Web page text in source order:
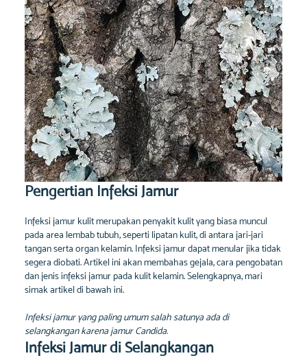
Pengertian Infeksi Jamur
Infeksi jamur kulit merupakan penyakit kulit yang biasa muncul
pada area lembab tubuh, seperti lipatan kulit, di antara jari-jari
tangan serta organ kelamin. Infeksi jamur dapat menular jika tidak
segera diobati. Artikel ini akan membahas gejala, cara pengobatan
dan jenis infeksi jamur pada kulit kelamin. Selengkapnya, mari
simak artikel di bawah ini.
Infeksi jamur yang paling umum salah satunya ada di
selangkangan karena jamur Candida.
Infeksi Jamur di Selangkangan